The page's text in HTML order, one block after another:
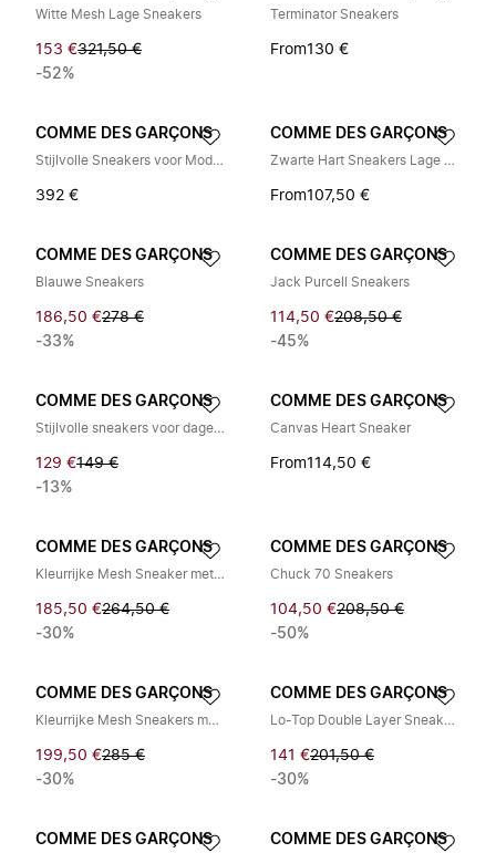
Witte Mesh Lage Sneakers
153 €321,50 €
-52%
Terminator Sneakers
From130 €
COMME DES GARÇONS
Stijlvolle Sneakers voor Modieuze Voeten
392 €
COMME DES GARÇONS
Zwarte Hart Sneakers Lage Top
From107,50 €
COMME DES GARÇONS
Blauwe Sneakers
186,50 €278 €
-33%
COMME DES GARÇONS
Jack Purcell Sneakers
114,50 €208,50 €
-45%
COMME DES GARÇONS
Stijlvolle sneakers voor dagelijks gebruik
129 €149 €
-13%
COMME DES GARÇONS
Canvas Heart Sneaker
From114,50 €
COMME DES GARÇONS
Kleurrijke Mesh Sneaker met Vetersluiting
185,50 €264,50 €
-30%
COMME DES GARÇONS
Chuck 70 Sneakers
104,50 €208,50 €
-50%
COMME DES GARÇONS
Kleurrijke Mesh Sneakers met Vetersluiting
199,50 €285 €
-30%
COMME DES GARÇONS
Lo-Top Double Layer Sneakers
141 €201,50 €
-30%
COMME DES GARÇONS COMME DES GARÇONS